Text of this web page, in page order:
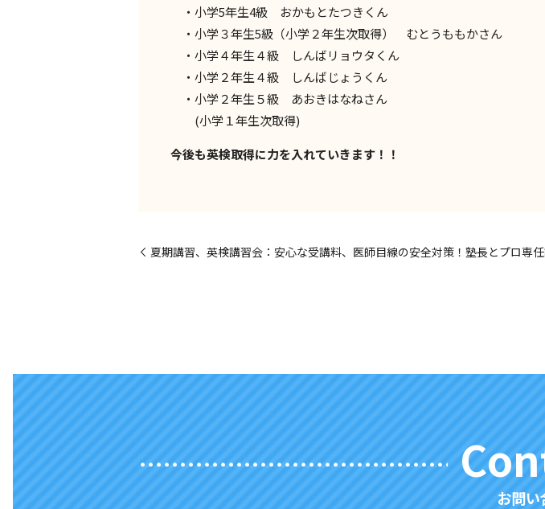
・小学5年生4級 おかもとたつきくん
・小学３年生5級（小学２年生次取得） むとうももかさん
・小学４年生４級 しんばリョウタくん
・小学２年生４級 しんばじょうくん
・小学２年生５級 あおきはなねさん
(小学１年生次取得)
今後も英検取得に力を入れていきます！！
夏期講習、英検講習会：安心な受講料、医師目線の安全対策！塾長とプロ専
お問い